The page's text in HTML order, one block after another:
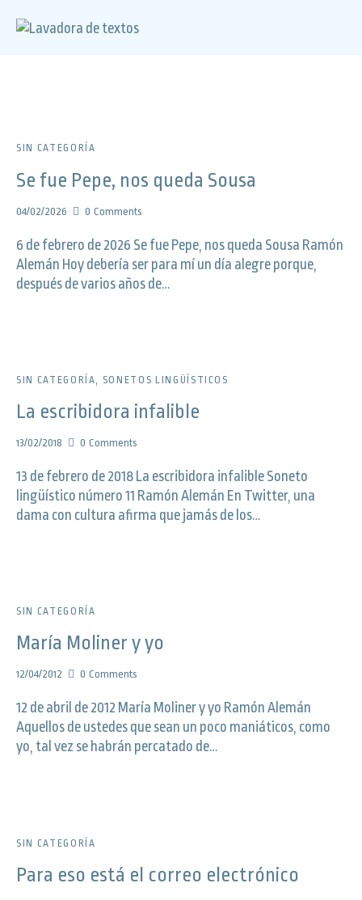
SIN CATEGORÍA
Se fue Pepe, nos queda Sousa
04/02/2026 0 Comments
6 de febrero de 2026 Se fue Pepe, nos queda Sousa Ramón
Alemán Hoy debería ser para mí un día alegre porque,
después de varios años de…
SIN CATEGORÍA, SONETOS LINGÜÍSTICOS
La escribidora infalible
13/02/2018 0 Comments
13 de febrero de 2018 La escribidora infalible Soneto
lingüístico número 11 Ramón Alemán En Twitter, una
dama con cultura afirma que jamás de los…
SIN CATEGORÍA
María Moliner y yo
12/04/2012 0 Comments
12 de abril de 2012 María Moliner y yo Ramón Alemán
Aquellos de ustedes que sean un poco maniáticos, como
yo, tal vez se habrán percatado de…
SIN CATEGORÍA
Para eso está el correo electrónico